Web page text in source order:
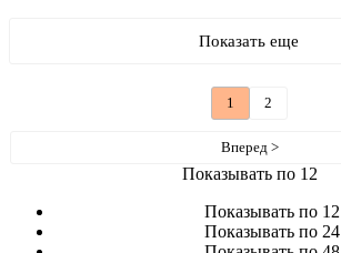
Показать еще
1 2
Вперед >
Показывать по 12
Показывать по 12
Показывать по 24